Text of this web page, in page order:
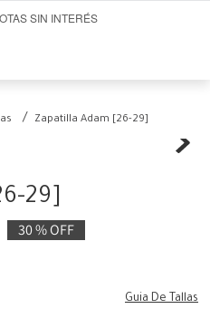
SIN INTERÉS
Zapatilla Adam [26-29]
29]
30 %OFF
Guia De Tallas